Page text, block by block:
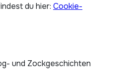
du hier: Cookie-
und Zockgeschichten